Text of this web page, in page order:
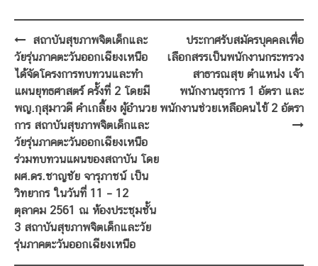
Post
navigation
สถาบันสุขภาพจิตเด็กและ
วัยรุ่นภาคตะวันออกเฉียงเหนือ
ได้จัดโครงการทบทวนและทำ
แผนยุทธศาสตร์ ครั้งที่ 2 โดยมี
พญ.กุสุมาวดี คำเกลี้ยง ผู้อำนวย
การ สถาบันสุขภาพจิตเด็กและ
วัยรุ่นภาคตะวันออกเฉียงเหนือ
ร่วมทบทวนแผนของสถาบัน โดย
ผศ.ดร.ชาญชัย จารุภาชน์ เป็น
วิทยากร ในวันที่ 11 – 12
ตุลาคม 2561 ณ ห้องประชุมชั้น
3 สถาบันสุขภาพจิตเด็กและวัย
รุ่นภาคตะวันออกเฉียงเหนือ
ประกาศรับสมัครบุคคลเพื่อ
เลือกสรรเป็นพนักงานกระทรวง
สาธารณสุข ตำแหน่ง เจ้า
พนักงานธุรการ 1 อัตรา และ
พนักงานช่วยเหลือคนไข้ 2 อัตรา